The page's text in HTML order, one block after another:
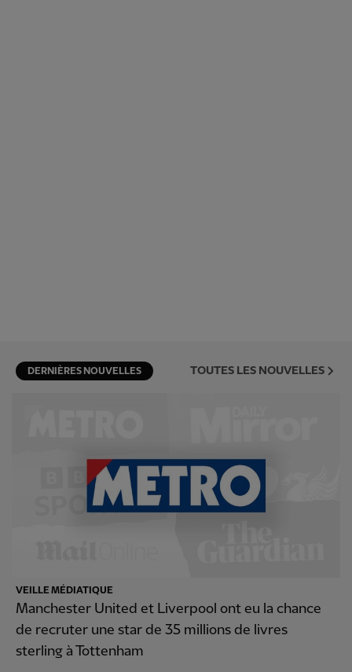
DERNIÈRES NOUVELLES TOUTES LES NOUVELLES
VEILLE MÉDIATIQUE
Manchester United et Liverpool ont eu la chance
de recruter une star de 35 millions de livres
sterling à Tottenham